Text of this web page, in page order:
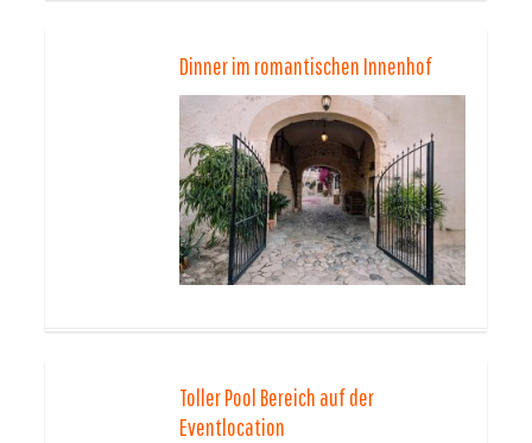
Dinner im romantischen Innenhof
Toller Pool Bereich auf der
Eventlocation